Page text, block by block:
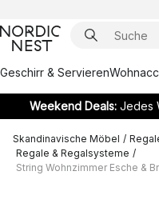
Geschirr & Servieren
Weekend Deals:Jedes
Skandinavische Möbel /
Regale & Regalsysteme /
String Wohnzimmer Esche &